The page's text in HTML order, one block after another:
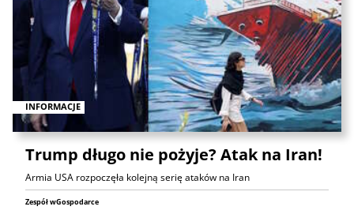
INFORMACJE
Trump długo nie pożyje? Atak na Iran!
Armia USA rozpoczęła kolejną serię ataków na Iran
Zespół wGospodarce